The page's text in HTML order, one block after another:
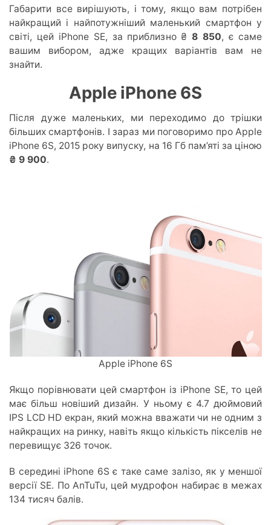
Габарити все вирішують, і тому, якщо вам потрібен
найкращий і найпотужніший маленький смартфон у
світі, цей iPhone SE, за приблизно ₴8 850, є саме
вашим вибором, адже кращих варіантів вам не
знайти.
Apple iPhone 6S
Після дуже маленьких, ми переходимо до трішки
більших смартфонів. І зараз ми поговоримо про Apple
iPhone 6S, 2015 року випуску, на 16 Гб пам’яті за ціною
₴ 9 900.
Apple iPhone 6S
Якщо порівнювати цей смартфон із iPhone SE, то цей
має більш новіший дизайн. У ньому є 4.7 дюймовий
IPS LCD HD екран, який можна вважати чи не одним з
найкращих на ринку, навіть якщо кількість пікселів не
перевищує 326 точок.
В середині iPhone 6S є таке саме залізо, як у меншої
версії SE. По AnTuTu, цей мудрофон набирає в межах
134 тисяч балів.